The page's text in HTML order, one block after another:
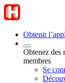
Obtenir
Obtenez des
membres
Se